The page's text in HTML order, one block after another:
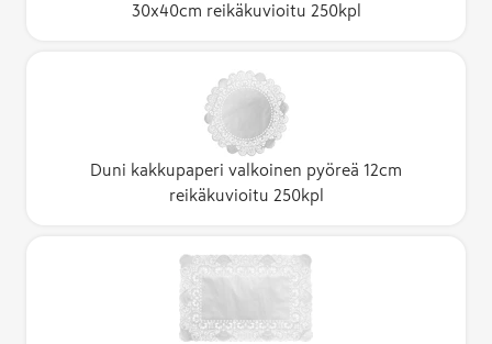
30x40cm reikäkuvioitu 250kpl
Duni kakkupaperi valkoinen pyöreä 12cm
reikäkuvioitu 250kpl